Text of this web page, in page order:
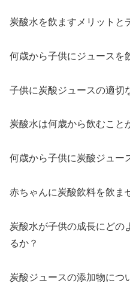
炭酸水を飲ますメリットと
何歳から子供にジュースを
子供に炭酸ジュースの適切
炭酸水は何歳から飲むこと
何歳から子供に炭酸ジュー
赤ちゃんに炭酸飲料を飲ま
炭酸水が子供の成長にどの
るか？
炭酸ジュースの添加物につ